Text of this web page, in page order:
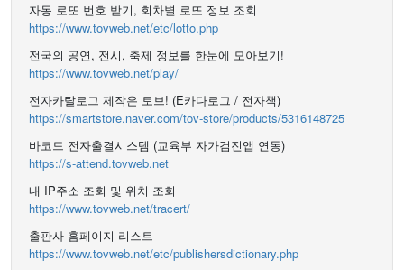
자동 로또 번호 받기, 회차별 로또 정보 조회
https://www.tovweb.net/etc/lotto.php
전국의 공연, 전시, 축제 정보를 한눈에 모아보기!
https://www.tovweb.net/play/
전자카탈로그 제작은 토브! (E카다로그 / 전자책)
https://smartstore.naver.com/tov-store/products/5316148725
바코드 전자출결시스템 (교육부 자가검진앱 연동)
https://s-attend.tovweb.net
내 IP주소 조회 및 위치 조회
https://www.tovweb.net/tracert/
출판사 홈페이지 리스트
https://www.tovweb.net/etc/publishersdictionary.php